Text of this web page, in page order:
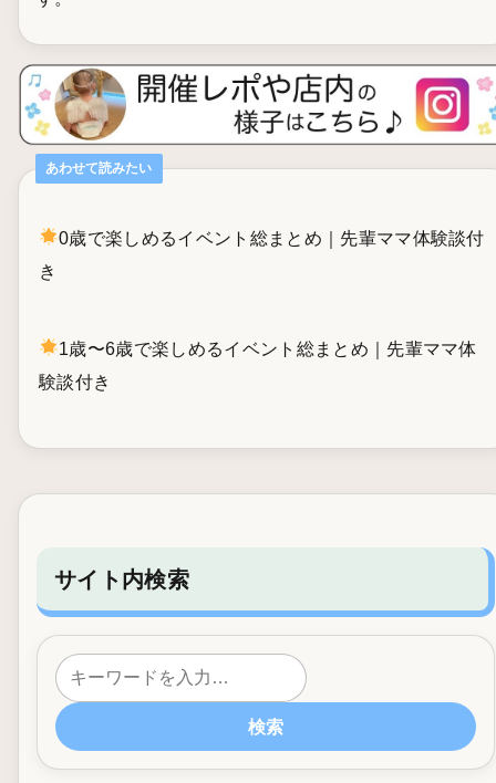
あわせて読みたい
0歳で楽しめるイベント総まとめ｜先輩ママ体験談付
き
1歳〜6歳で楽しめるイベント総まとめ｜先輩ママ体
験談付き
サイト内検索
検索